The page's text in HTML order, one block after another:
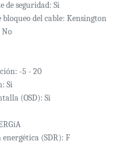
de seguridad: Si
del cable: Kensington
No
-5 - 20
Si
(OSD): Si
energética (SDR): F